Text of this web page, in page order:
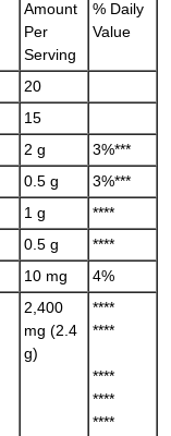
Amount
Per
Serving
% Daily
Value
20
15
2 g
3%***
0.5 g
3%***
1 g
****
0.5 g
****
10 mg
4%
2,400
mg (2.4
g)
****
****
****
****
****